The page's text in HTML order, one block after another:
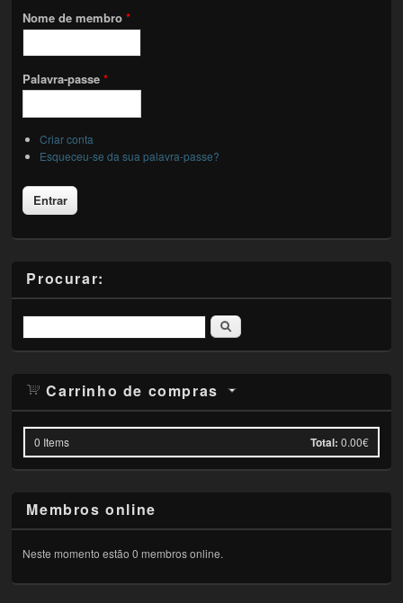
Nome de membro*
Palavra-passe*
Criar conta
Esqueceu-se da sua palavra-passe?
Procurar:
Pesquisar
Carrinho de compras
0 Items Total: 0.00€
Membros online
Neste momento estão 0 membros online.